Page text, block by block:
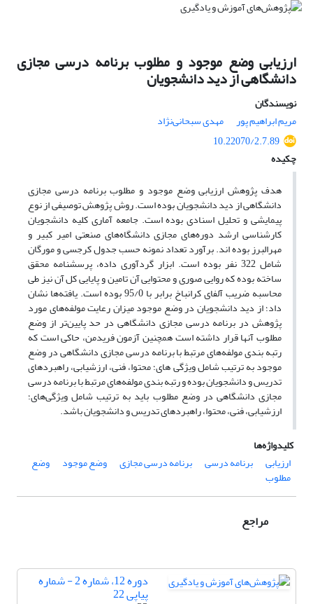
ارزیابی وضع موجود و مطلوب برنامه درسی مجازی
دانشگاهی از دید دانشجویان
نویسندگان
مریم ابراهیم پور
مهدی سبحانی‌نژاد
10.22070/2.7.89
چکیده
هدف پژوهش ارزیابی وضع موجود و مطلوب برنامه درسی مجازی
دانشگاهی از دید دانشجویان بوده است. روش پژوهش توصیفی از نوع
پیمایشی و تحلیل اسنادی بوده است. جامعه آماری کلیه دانشجویان
کارشناسی ارشد دوره‌‌های مجازی دانشگاه‌‌های صنعتی امیر کبیر و
مهرالبرز بوده اند. برآورد تعداد نمونه حسب جدول کرجسی و مورگان
شامل 322 نفر بوده است. ابزار گردآوری داده، پرسشنامه محقق
ساخته بوده که روایی صوری و محتوایی آن تامین و پایایی کل آن نیز طی
محاسبه ضریب آلفای کرانباخ برابر با 95/0 بوده است. یافته‌‌ها نشان
داد؛ از دید دانشجویان در وضع موجود میزان رعایت مولفه‌‌های مورد
پژوهش در برنامه درسی مجازی دانشگاهی در حد پایین‌تر از وضع
مطلوب آنها قرار داشته است همچنین آزمون فریدمن، حاکی است که
رتبه بندی مولفه‌‌های مرتبط با برنامه درسی مجازی دانشگاهی در وضع
موجود به ترتیب شامل ویژگی های؛ محتوا، فنی، ارزشیابی، راهبردهای
تدریس و دانشجویان بوده و رتبه بندی مولفه‌‌های مرتبط با برنامه درسی
مجازی دانشگاهی در وضع مطلوب باید به ترتیب شامل ویژگی‌های؛
ارزشیابی، فنی، محتوا، راهبردهای تدریس و دانشجویان باشد.
کلیدواژه‌ها
ارزیابی
برنامه درسی برنامه درسی مجازی وضع موجود وضع
مطلوب
مراجع
دوره 12، شماره 2 - شماره
پیاپی 22